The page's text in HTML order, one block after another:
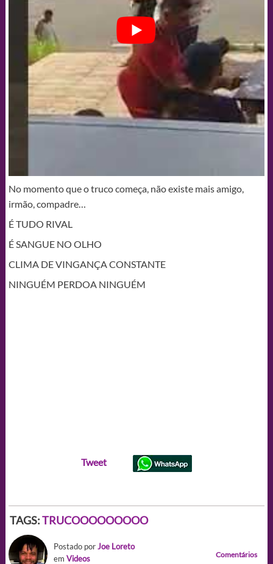
No momento que o truco começa, não existe mais amigo,
irmão, compadre…
É TUDO RIVAL
É SANGUE NO OLHO
CLIMA DE VINGANÇA CONSTANTE
NINGUÉM PERDOA NINGUÉM
Tweet
TAGS:TRUCOOOOOOOOO
Postado porJoe Loreto
em Videos Comentários